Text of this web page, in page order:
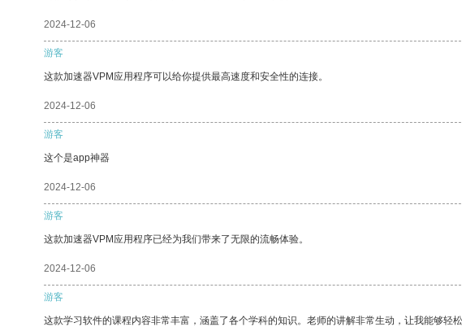
2024-12-06
游客
这款加速器VPM应用程序可以给你提供最高速度和安全性的连接。
2024-12-06
游客
这个是app神器
2024-12-06
游客
这款加速器VPM应用程序已经为我们带来了无限的流畅体验。
2024-12-06
游客
这款学习软件的课程内容非常丰富，涵盖了各个学科的知识。老师的讲解非常生动，让我能够轻松